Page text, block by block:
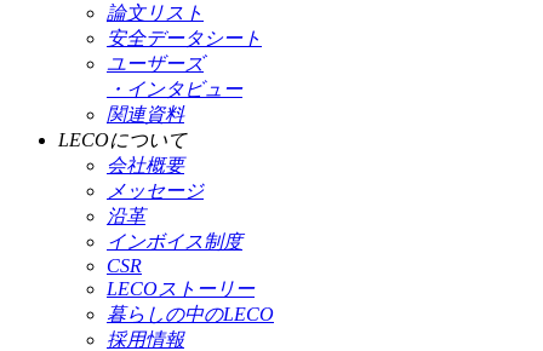
論文リスト
安全データシート
ユーザーズ
・インタビュー
関連資料
LECOについて
会社概要
メッセージ
沿革
インボイス制度
CSR
LECOストーリー
暮らしの中のLECO
採用情報